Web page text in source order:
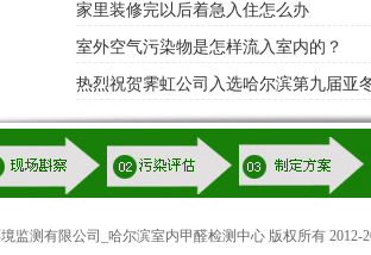
家里装修完以后着急入住怎么办
室外空气污染物是怎样流入室内的？
热烈祝贺霁虹公司入选哈尔滨第九届亚
监测有限公司_哈尔滨室内甲醛检测中心 版权所有 2012-